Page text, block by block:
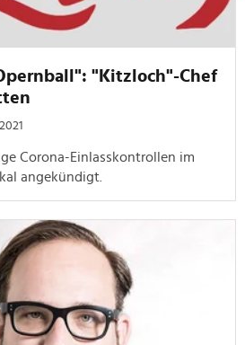
"Kitzloch"-Chef
Corona-Einlasskontrollen im
angekündigt.